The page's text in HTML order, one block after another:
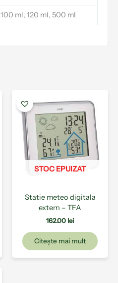
100 ml, 120 ml, 500 ml
STOC EPUIZAT
Statie meteo digitala
extern – TFA
162.00 lei
Citește mai mult